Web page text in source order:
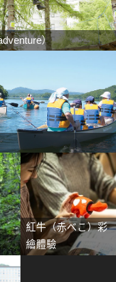
）
紅牛（赤べこ）彩
繪體驗